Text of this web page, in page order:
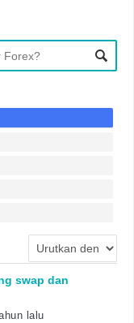
swap dan
lalu